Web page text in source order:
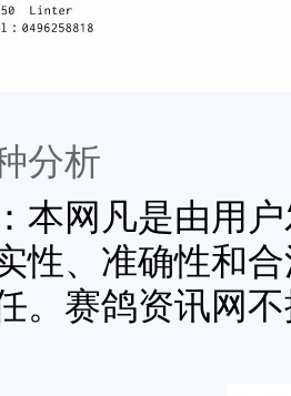
分析
本网凡是由用
性、准确性和
。赛鸽资讯网